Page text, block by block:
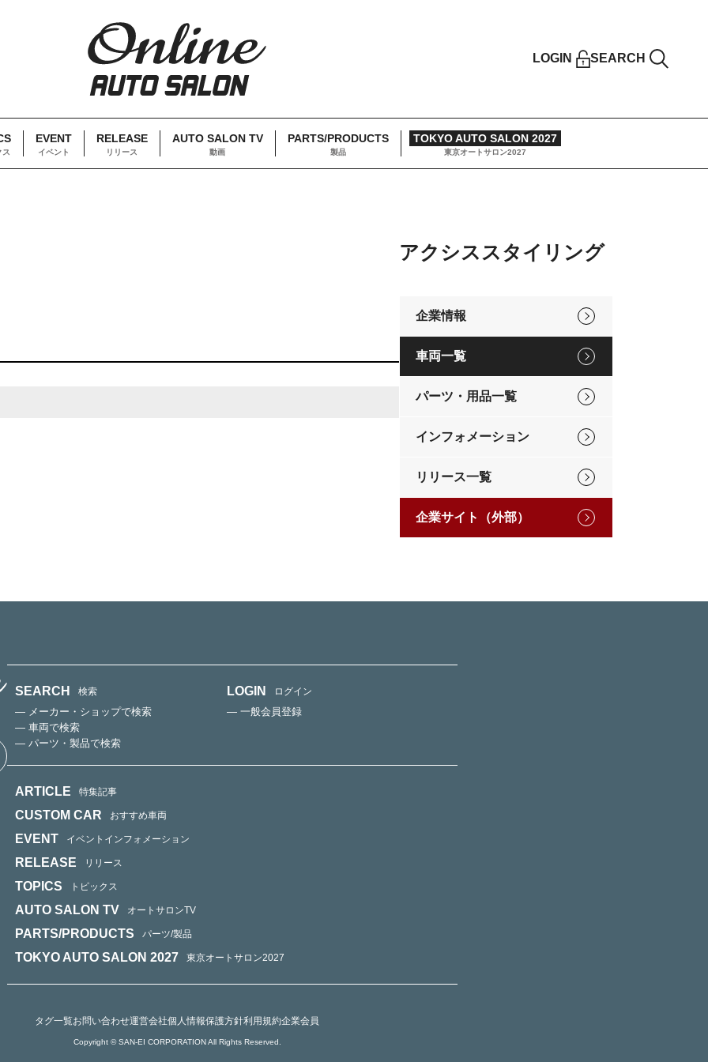
LOGIN SEARCH
ス
EVENT
イベント
RELEASE
リリース
AUTO SALON TV
動画
PARTS/PRODUCTS
製品
TOKYO AUTO SALON 2027
東京オートサロン2027
アクシススタイリング
企業情報
車両一覧
パーツ・用品一覧
インフォメーション
リリース一覧
企業サイト（外部）
SEARCH 検索
— メーカー・ショップで検索
— 車両で検索
— パーツ・製品で検索
LOGIN ログイン
— 一般会員登録
ARTICLE 特集記事
CUSTOM CAR おすすめ車両
EVENT イベントインフォメーション
RELEASE リリース
TOPICS トピックス
AUTO SALON TV オートサロンTV
PARTS/PRODUCTS パーツ/製品
TOKYO AUTO SALON 2027 東京オートサロン2027
タグ一覧お問い合わせ運営会社個人情報保護方針利用規約企業会員
Copyright © SAN-EI CORPORATION All Rights Reserved.